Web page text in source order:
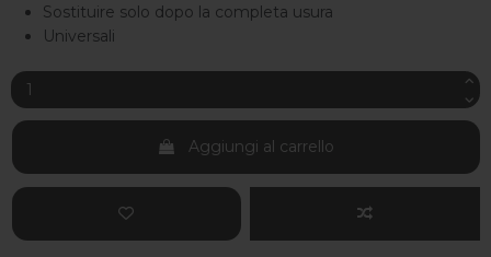
Sostituire solo dopo la completa usura
Universali
Aggiungi al carrello